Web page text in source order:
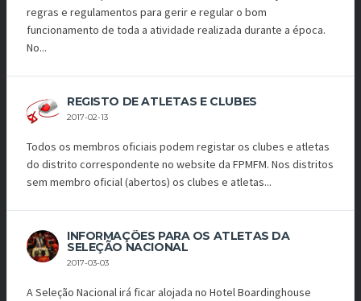
regras e regulamentos para gerir e regular o bom
funcionamento de toda a atividade realizada durante a época.
No...
REGISTO DE ATLETAS E CLUBES
2017-02-13
Todos os membros oficiais podem registar os clubes e atletas
do distrito correspondente no website da FPMFM. Nos distritos
sem membro oficial (abertos) os clubes e atletas...
INFORMAÇÕES PARA OS ATLETAS DA
SELEÇÃO NACIONAL
2017-03-03
A Seleção Nacional irá ficar alojada no Hotel Boardinghouse